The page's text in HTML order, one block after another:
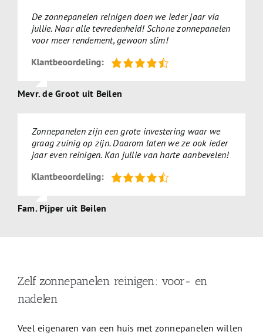
De zonnepanelen reinigen doen we ieder jaar via
jullie. Naar alle tevredenheid! Schone zonnepanelen
voor meer rendement, gewoon slim!
Mevr. de Groot uit Beilen
Zonnepanelen zijn een grote investering waar we
graag zuinig op zijn. Daarom laten we ze ook ieder
jaar even reinigen. Kan jullie van harte aanbevelen!
Fam. Pijper uit Beilen
Zelf zonnepanelen reinigen: voor- en
nadelen
Veel eigenaren van een huis met zonnepanelen willen